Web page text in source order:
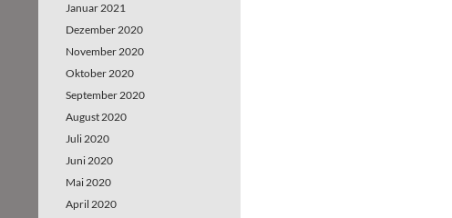
Januar 2021
Dezember 2020
November 2020
Oktober 2020
September 2020
August 2020
Juli 2020
Juni 2020
Mai 2020
April 2020